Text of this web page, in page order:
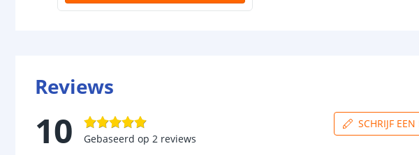
Reviews
10 Gebaseerd op 2 reviews
SCHRIJF EEN